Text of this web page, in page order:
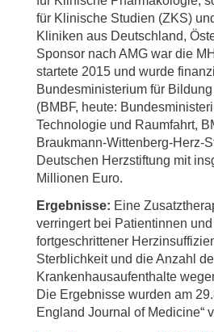
für Klinische Studien (ZKS)
Kliniken aus Deutschland,
Sponsor nach AMG war die
startete 2015 und wurde
Bundesministerium für
(BMBF, heute:
Technologie und Raumfahrt,
Braukmann-Wittenberg-Herz-
Deutschen Herzstiftung mit
Millionen Euro.
Ergebnisse: Eine
verringert bei Patientinnen
fortgeschrittener
Sterblichkeit und die Anzahl
Krankenhausaufenthalte
Die Ergebnisse wurden am
England Journal of Medicine“